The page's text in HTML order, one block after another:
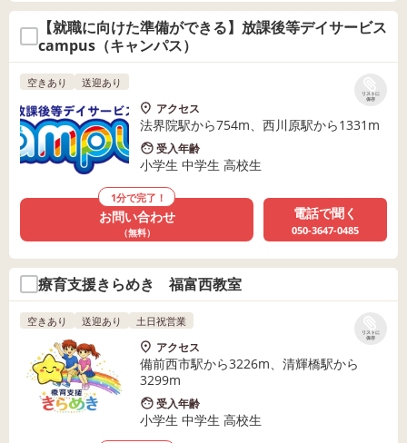
【就職に向けた準備ができる】放課後等デイサービス
campus（キャンパス）
リストに
保存
空きあり 送迎あり
アクセス
法界院駅から754m、西川原駅から1331m
受入年齢
小学生 中学生 高校生
1分で完了！
お問い合わせ
（無料）
電話で聞く
050-3647-0485
療育支援きらめき 福富西教室
リストに
保存
空きあり 送迎あり 土日祝営業
アクセス
備前西市駅から3226m、清輝橋駅から
3299m
受入年齢
小学生 中学生 高校生